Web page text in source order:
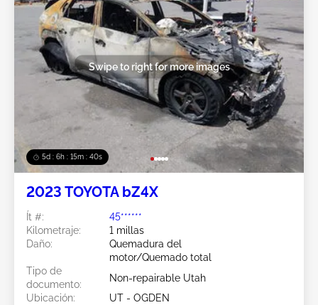
5d : 6h : 15m : 38s
Swipe to right for more images
2023 TOYOTA bZ4X
Ít #:
45******
Kilometraje:
1 millas
Daño:
Quemadura del
motor/Quemado total
Tipo de
documento:
Non-repairable Utah
Ubicación:
UT - OGDEN